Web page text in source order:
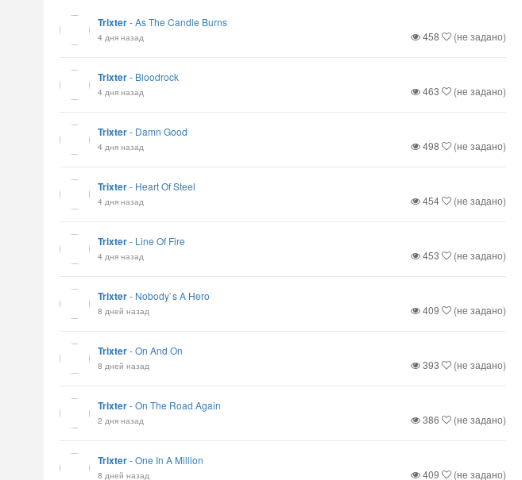
Trixter-As The Candle Burns
4 дня назад 458 (не задано)
Trixter- Bloodrock
4 дня назад 463 (не задано)
Trixter- Damn Good
4 дня назад 498 (не задано)
Trixter- Heart Of Steel
4 дня назад 454 (не задано)
Trixter- Line Of Fire
4 дня назад 453 (не задано)
Trixter- Nobody`s A Hero
8 дней назад 409 (не задано)
Trixter-On And On
8 дней назад 393 (не задано)
Trixter-On The Road Again
2 дня назад 386 (не задано)
Trixter-One In A Million
8 дней назад 409 (не задано)